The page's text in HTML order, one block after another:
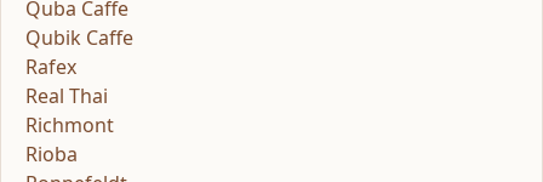
Quba Caffe
Qubik Caffe
Rafex
Real Thai
Richmont
Rioba